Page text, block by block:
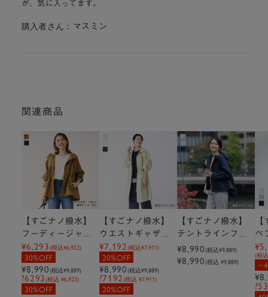
が、気に入ってます。
購入者さん： マスミン
関連商品
【すごナノ撥水】
フーディージャケ
ット
¥6,293(税込¥6,922)
30%OFF
¥8,990(税込¥9,889)
?6293(税込 ¥6,922)
30%OFF
【すごナノ撥水】
ウエストギャザー
スタンドコート
¥7,192(税込¥7,911)
20%OFF
¥8,990(税込¥9,889)
?7192(税込 ¥7,911)
20%OFF
【すごナノ撥水】
テントラインフー
ディージャケット
¥8,990(税込¥9,889)
¥8,990(税込 ¥9,889)
ペ
ト
(税込